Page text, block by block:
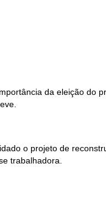
da eleição
o projeto de
trabalhadora.